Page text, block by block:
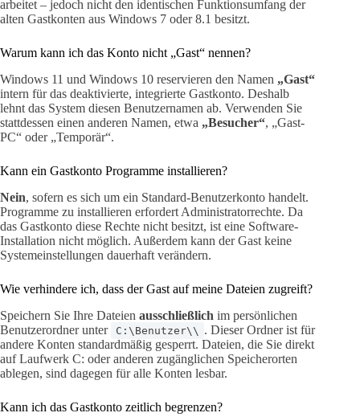
arbeitet – jedoch nicht den identischen Funktionsumfang der
alten Gastkonten aus Windows 7 oder 8.1 besitzt.
Warum kann ich das Konto nicht „Gast“ nennen?
Windows 11 und Windows 10 reservieren den Namen „Gast“
intern für das deaktivierte, integrierte Gastkonto. Deshalb
lehnt das System diesen Benutzernamen ab. Verwenden Sie
stattdessen einen anderen Namen, etwa „Besucher“, „Gast-
PC“ oder „Temporär“.
Kann ein Gastkonto Programme installieren?
Nein, sofern es sich um ein Standard-Benutzerkonto handelt.
Programme zu installieren erfordert Administratorrechte. Da
das Gastkonto diese Rechte nicht besitzt, ist eine Software-
Installation nicht möglich. Außerdem kann der Gast keine
Systemeinstellungen dauerhaft verändern.
Wie verhindere ich, dass der Gast auf meine Dateien zugreift?
Speichern Sie Ihre Dateien ausschließlich im persönlichen
Benutzerordner unter
C:\Benutzer\\ . Dieser Ordner ist für
andere Konten standardmäßig gesperrt. Dateien, die Sie direkt
auf Laufwerk C: oder anderen zugänglichen Speicherorten
ablegen, sind dagegen für alle Konten lesbar.
Kann ich das Gastkonto zeitlich begrenzen?